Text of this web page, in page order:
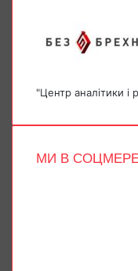
"Центр аналітики і
МИ В